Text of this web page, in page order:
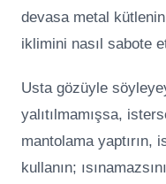
devasa metal
iklimini nasıl sabote
Usta gözüyle
yalıtılmamışsa,
mantolama yaptırın,
kullanın;